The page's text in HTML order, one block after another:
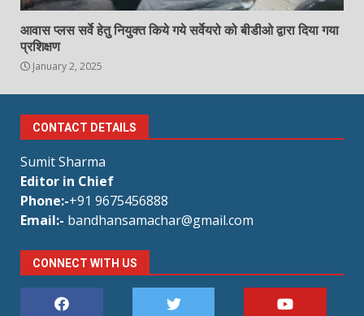
आवास प्लस सर्वे हेतु नियुक्त किये गये सर्वेयरो को बीडीओ द्वारा दिया गया
प्रशिक्षण
January 2, 2025
CONTACT DETAILS
Sumit Sharma
Editor in Chief
Phone:-+91 9675456888
Email:- bandhansamachar@gmail.com
CONNECT WITH US